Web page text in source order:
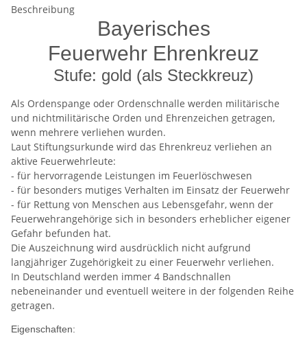
Beschreibung
Bayerisches
Feuerwehr Ehrenkreuz
Stufe: gold (als Steckkreuz)
Als Ordenspange oder Ordenschnalle werden militärische
und nichtmilitärische Orden und Ehrenzeichen getragen,
wenn mehrere verliehen wurden.
Laut Stiftungsurkunde wird das Ehrenkreuz verliehen an
aktive Feuerwehrleute:
- für hervorragende Leistungen im Feuerlöschwesen
- für besonders mutiges Verhalten im Einsatz der Feuerwehr
- für Rettung von Menschen aus Lebensgefahr, wenn der
Feuerwehrangehörige sich in besonders erheblicher eigener
Gefahr befunden hat.
Die Auszeichnung wird ausdrücklich nicht aufgrund
langjähriger Zugehörigkeit zu einer Feuerwehr verliehen.
In Deutschland werden immer 4 Bandschnallen
nebeneinander und eventuell weitere in der folgenden Reihe
getragen.
Eigenschaften: